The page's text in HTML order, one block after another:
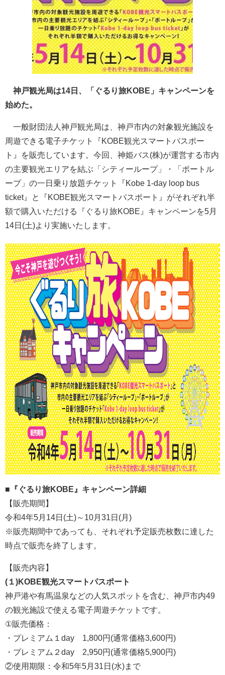
神戸観光局は14日、「ぐるり旅KOBE」キャンペーンを
始めた。
一般財団法人神戸観光局は、神戸市内の対象観光施設を
周遊できる電子チケット『KOBE観光スマートパスポー
ト』を販売しています。今回、神姫バス(株)が運営する市内
の主要観光エリアを結ぶ「シティーループ」・「ポートル
ープ」の一日乗り放題チケット『Kobe 1-day loop bus
ticket』と『KOBE観光スマートパスポート』がそれぞれ半
額で購入いただける『ぐるり旅KOBE』キャンペーンを5月
14日(土)より実施いたします。
■『ぐるり旅KOBE』キャンペーン詳細
【販売期間】
令和4年5月14日(土)～10月31日(月)
※販売期間中であっても、それぞれ予定販売枚数に達した
時点で販売を終了します。
【販売内容】
(１)KOBE観光スマートパスポート
神戸港や有馬温泉などの人気スポットを含む、神戸市内49
の観光施設で使える電子周遊チケットです。
①販売価格：
・プレミアム１day 1,800円(通常価格3,600円)
・プレミアム２day 2,950円(通常価格5,900円)
②使用期限：令和5年5月31日(水)まで